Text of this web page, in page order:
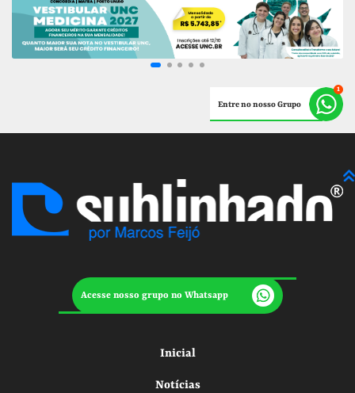
Entre no nosso Grupo
Acesse nosso grupo no Whatsapp
Inicial
Notícias